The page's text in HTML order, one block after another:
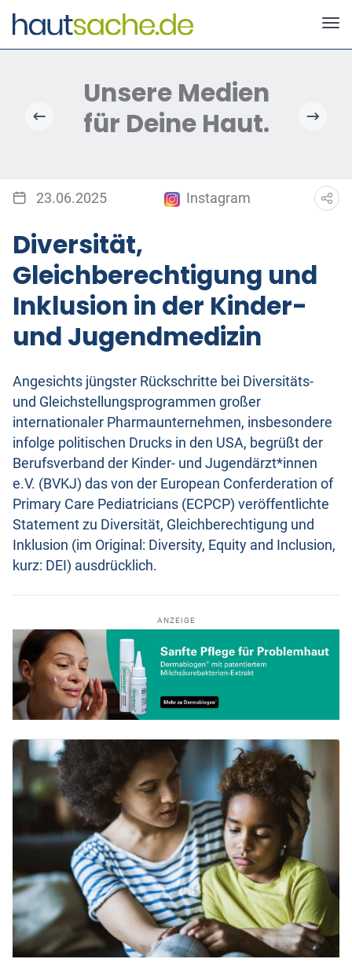
23.06.2025 Instagram
Diversität,
Gleichberechtigung und
Inklusion in der Kinder-
und Jugendmedizin
Angesichts jüngster Rückschritte bei Diversitäts-
und Gleichstellungsprogrammen großer
internationaler Pharmaunternehmen, insbesondere
infolge politischen Drucks in den USA, begrüßt der
Berufsverband der Kinder- und Jugendärzt*innen
e.V. (BVKJ) das von der European Conferderation of
Primary Care Pediatricians (ECPCP) veröffentlichte
Statement zu Diversität, Gleichberechtigung und
Inklusion (im Original: Diversity, Equity and Inclusion,
kurz: DEI) ausdrücklich.
ANZEIGE